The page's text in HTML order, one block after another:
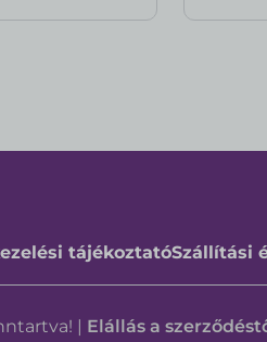
tájékoztatóSzállítási
| Elállás a